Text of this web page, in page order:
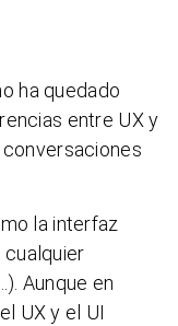
ha quedado
entre UX y
la interfaz
Aunque en
UX y el UI